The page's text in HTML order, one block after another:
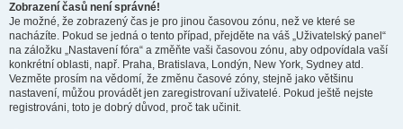
Zobrazení časů není správné!
Je možné, že zobrazený čas je pro jinou časovou zónu, než ve které se
nacházíte. Pokud se jedná o tento případ, přejděte na váš „Uživatelský panel“
na záložku „Nastavení fóra“ a změňte vaši časovou zónu, aby odpovídala vaší
konkrétní oblasti, např. Praha, Bratislava, Londýn, New York, Sydney atd.
Vezměte prosím na vědomí, že změnu časové zóny, stejně jako většinu
nastavení, můžou provádět jen zaregistrovaní uživatelé. Pokud ještě nejste
registrováni, toto je dobrý důvod, proč tak učinit.